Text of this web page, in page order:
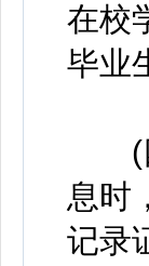
在校
毕业
(四
息时
记录